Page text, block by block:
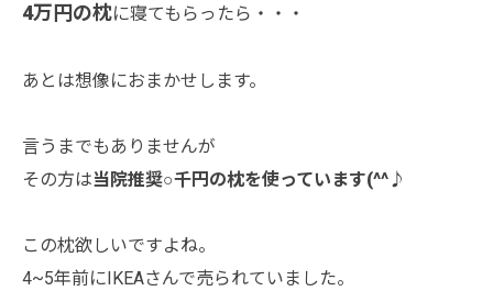
4万円の枕に寝てもらったら・・・
あとは想像におまかせします。
言うまでもありませんが
その方は当院推奨○千円の枕を使っています(^^♪
この枕欲しいですよね。
4~5年前にIKEAさんで売られていました。